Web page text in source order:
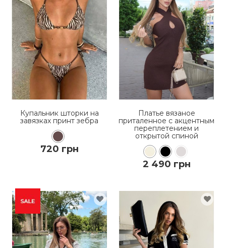
ПОДРОБНЕЕ ПОДРОБНЕЕ
КУПИТЬ
ПОДРОБНЕЕ
Купальник шторки на
завязках принт зебра
720 грн
КУПИТЬ
ПОДРОБНЕЕ
Платье вязаное
приталенное с акцентным
переплетением и
открытой спиной
2 490 грн